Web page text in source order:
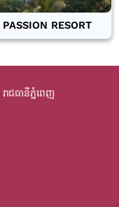
PASSION RESORT
ជធានីភ្នំពេញ